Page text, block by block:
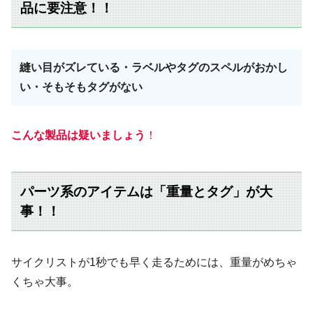
品に要注意！！
縫い目がズレている・ラベルやタグのスペルがおかし
い・そもそもタグがない
こんな製品は疑いましょう ！
パーツ系のアイテムは「重量とタグ」が大
事！！
サイクリストが1秒でも早く走るためには、重量がめちゃ
くちゃ大事。